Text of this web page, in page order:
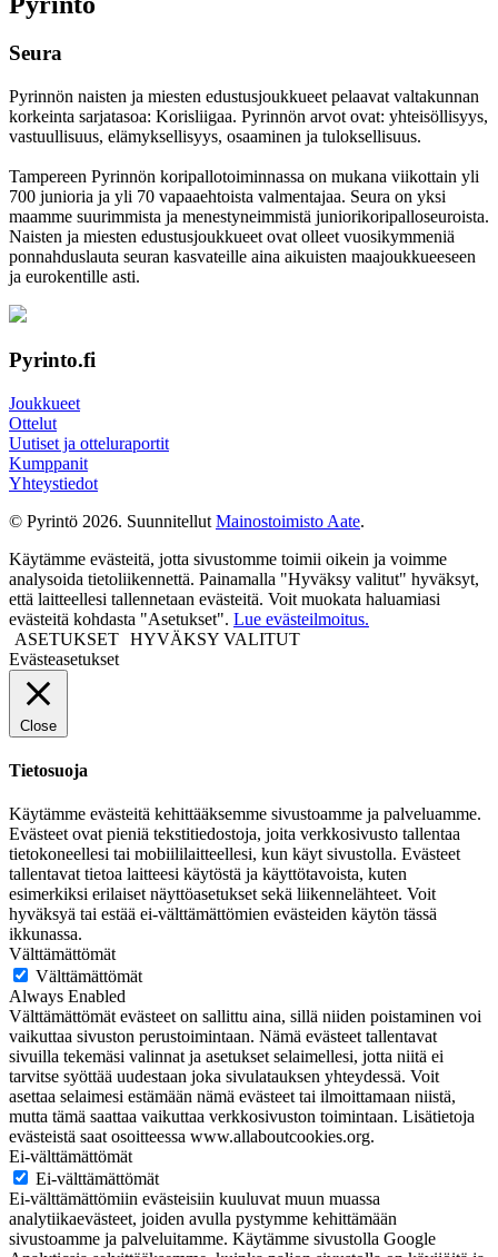
Seura
Pyrinnön naisten ja miesten edustusjoukkueet pelaavat valtakunnan
korkeinta sarjatasoa: Korisliigaa. Pyrinnön arvot ovat: yhteisöl­lisyys,
vastuul­lisuus, elämyk­sellisyys, osaaminen ja tulok­sellisuus.
Tampereen Pyrinnön kori­pallo­toimin­nassa on mukana viikottain yli
700 junioria ja yli 70 vapaa­ehtoista valmen­tajaa. Seura on yksi
maamme suurim­mista ja menes­tyneim­mistä juni­ori­kori­pallo­seuroista.
Naisten ja miesten edustus­joukkueet ovat olleet vuosi­kymmeniä
ponnahdus­lauta seuran kasvateille aina aikuisten maa­joukkueeseen
ja euro­kentille asti.
Pyrinto.fi
Joukkueet
Ottelut
Uutiset ja otteluraportit
Kumppanit
Yhteystiedot
© Pyrintö 2026. Suunnitellut Mainostoimisto Aate.
Käytämme evästeitä, jotta sivustomme toimii oikein ja voimme
analysoida tietoliikennettä. Painamalla "Hyväksy valitut" hyväksyt,
että laitteellesi tallennetaan evästeitä. Voit muokata haluamiasi
evästeitä kohdasta "Asetukset". Lue evästeilmoitus.
ASETUKSET HYVÄKSY VALITUT
Evästeasetukset
Close
Tietosuoja
Käytämme evästeitä kehittääksemme sivustoamme ja palveluamme.
Evästeet ovat pieniä tekstitiedostoja, joita verkkosivusto tallentaa
tietokoneellesi tai mobiililaitteellesi, kun käyt sivustolla. Evästeet
tallentavat tietoa laitteesi käytöstä ja käyttötavoista, kuten
esimerkiksi erilaiset näyttöasetukset sekä liikennelähteet. Voit
hyväksyä tai estää ei-välttämättömien evästeiden käytön tässä
ikkunassa.
Välttämättömät
Välttämättömät
Always Enabled
Välttämättömät evästeet on sallittu aina, sillä niiden poistaminen voi
vaikuttaa sivuston perustoimintaan. Nämä evästeet tallentavat
sivuilla tekemäsi valinnat ja asetukset selaimellesi, jotta niitä ei
tarvitse syöttää uudestaan joka sivulatauksen yhteydessä. Voit
asettaa selaimesi estämään nämä evästeet tai ilmoittamaan niistä,
mutta tämä saattaa vaikuttaa verkkosivuston toimintaan. Lisätietoja
evästeistä saat osoitteessa www.allaboutcookies.org.
Ei-välttämättömät
Ei-välttämättömät
Ei-välttämättömiin evästeisiin kuuluvat muun muassa
analytiikaevästeet, joiden avulla pystymme kehittämään
sivustoamme ja palveluitamme. Käytämme sivustolla Google